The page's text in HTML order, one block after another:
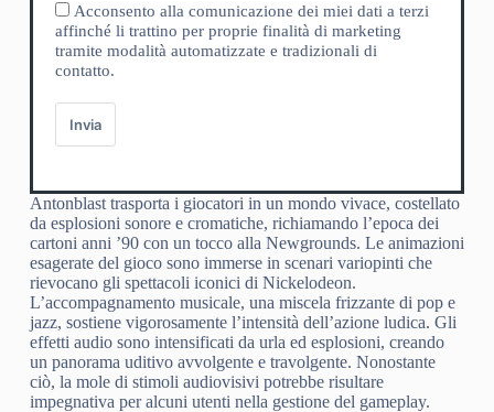
Acconsento alla comunicazione dei miei dati a terzi
affinché li trattino per proprie finalità di marketing
tramite modalità automatizzate e tradizionali di
contatto.
Invia
Antonblast trasporta i giocatori in un mondo vivace, costellato
da esplosioni sonore e cromatiche, richiamando l’epoca dei
cartoni anni ’90 con un tocco alla Newgrounds. Le animazioni
esagerate del gioco sono immerse in scenari variopinti che
rievocano gli spettacoli iconici di Nickelodeon.
L’accompagnamento musicale, una miscela frizzante di pop e
jazz, sostiene vigorosamente l’intensità dell’azione ludica. Gli
effetti audio sono intensificati da urla ed esplosioni, creando
un panorama uditivo avvolgente e travolgente. Nonostante
ciò, la mole di stimoli audiovisivi potrebbe risultare
impegnativa per alcuni utenti nella gestione del gameplay.